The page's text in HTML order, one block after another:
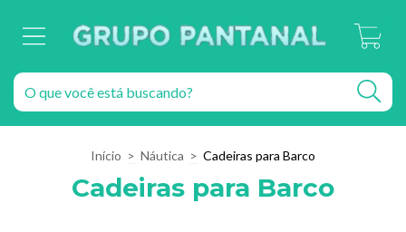
Início > Náutica > Cadeiras para Barco
Cadeiras para Barco